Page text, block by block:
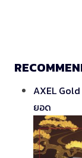
AXEL
ยอด